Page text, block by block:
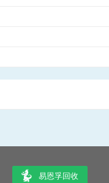
易恩孚回收